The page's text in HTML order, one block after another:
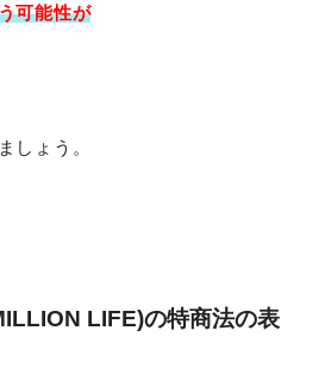
可能性が
しょう。
LIFE)の特商法の表